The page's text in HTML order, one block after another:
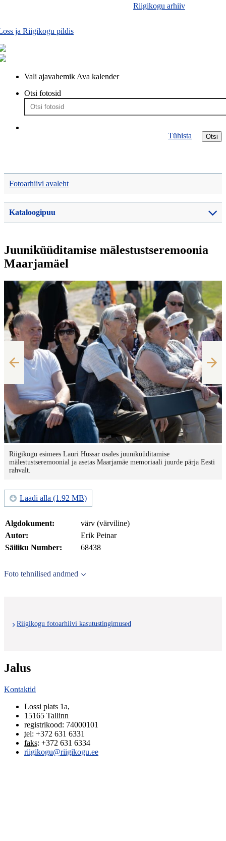
Riigikogu arhiiv
ja Riigikogu pildis
Vali ajavahemik Ava kalender
Otsi fotosid
Otsi
Tühista
Fotoarhiivi avaleht
Kataloogipuu
Juuniküüditamise mälestustseremoonia
Maarjamäel
Riigikogu esimees Lauri Hussar osales juuniküüditamise
mälestustseremoonial ja asetas Maarjamäe memoriaali juurde pärja Eesti
rahvalt.
Laadi alla (1.92 MB)
Algdokument:
värv (värviline)
Autor:
Erik Peinar
Säiliku Number:
68438
Foto tehnilised andmed
Riigikogu fotoarhiivi kasutustingimused
Jalus
Kontaktid
Lossi plats 1a,
15165 Tallinn
registrikood: 74000101
tel: +372 631 6331
faks: +372 631 6334
riigikogu@riigikogu.ee